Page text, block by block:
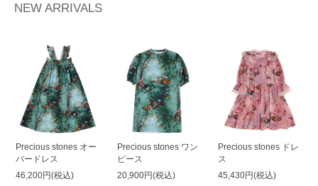
NEW ARRIVALS
Precious stones オー
バードレス
46,200円(税込)
Precious stones ワン
ピース
20,900円(税込)
Precious stones ドレ
ス
45,430円(税込)